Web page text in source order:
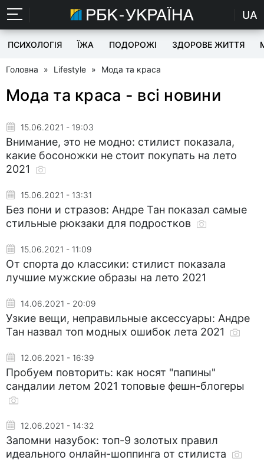
UA
ПСИХОЛОГІЯ ЇЖА ПОДОРОЖІ ЗДОРОВЕ ЖИТТЯ
Головна » Lifestyle » Мода та краса
Мода та краса - всі новини
15.06.2021 - 19:03
Внимание, это не модно: стилист показала,
какие босоножки не стоит покупать на лето
2021
15.06.2021 - 13:31
Без пони и стразов: Андре Тан показал самые
стильные рюкзаки для подростков
15.06.2021 - 11:09
От спорта до классики: стилист показала
лучшие мужские образы на лето 2021
14.06.2021 - 20:09
Узкие вещи, неправильные аксессуары: Андре
Тан назвал топ модных ошибок лета 2021
12.06.2021 - 16:39
Пробуем повторить: как носят "папины"
сандалии летом 2021 топовые фешн-блогеры
12.06.2021 - 14:32
Запомни назубок: топ-9 золотых правил
идеального онлайн-шоппинга от стилиста